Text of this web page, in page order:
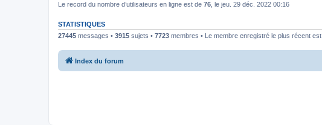
Le record du nombre d’utilisateurs en ligne est de 76 , le jeu. 29 déc. 2022 00:16
STATISTIQUES
27445 messages • 3915 sujets • 7723 membres • Le membre enregistré le plus récent est
Index du forum